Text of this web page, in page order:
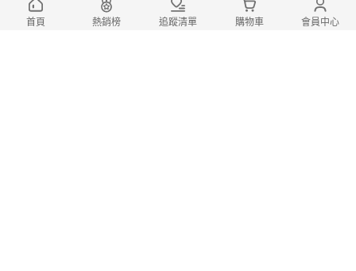
首頁 熱銷榜 追蹤清單 購物車 會員中心